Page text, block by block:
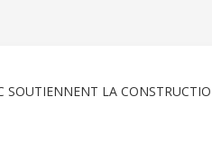
SOUTIENNENT LA